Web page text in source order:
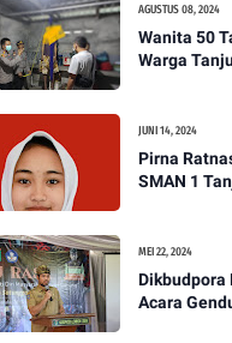
AGUSTUS 08, 2024
Wanita 50
Warga
JUNI 14, 2024
Pirna
SMAN 1
Paskibraka
Nasional
MEI 22, 2024
Dikbudpora
Acara